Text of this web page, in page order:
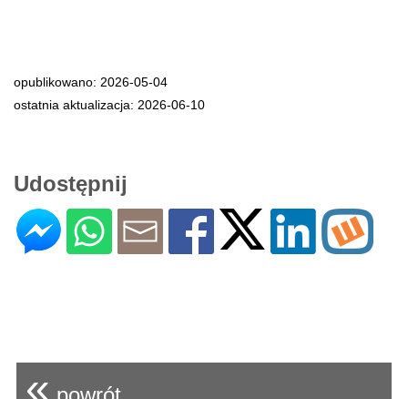
opublikowano: 2026-05-04
ostatnia aktualizacja: 2026-06-10
Udostępnij
«